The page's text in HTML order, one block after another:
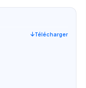
Télécharger